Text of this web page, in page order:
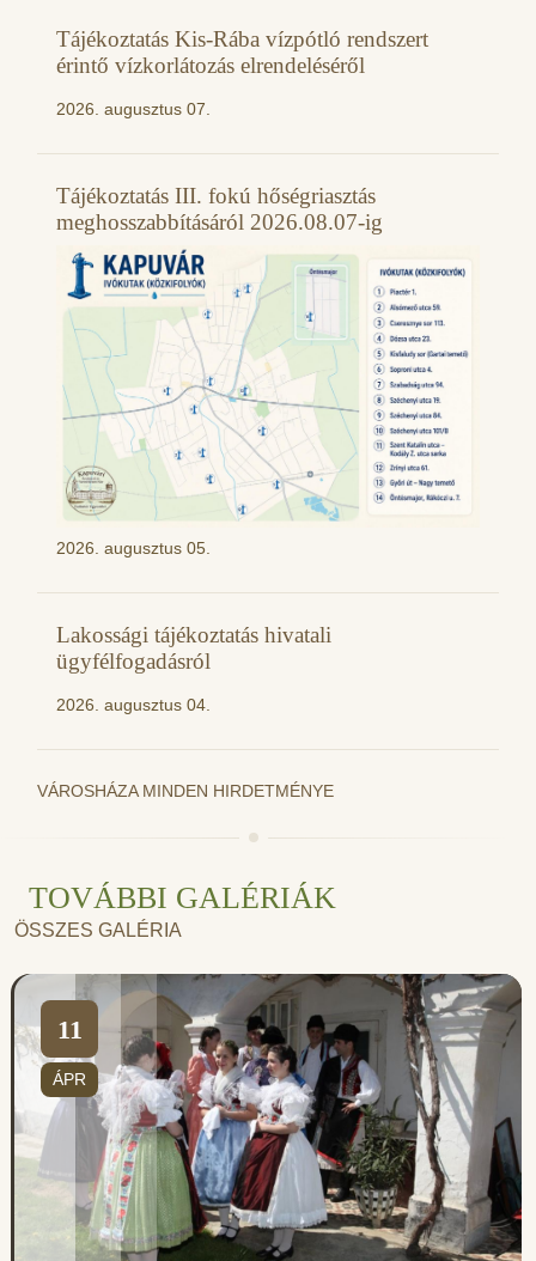
Tájékoztatás Kis-Rába vízpótló rendszert
érintő vízkorlátozás elrendeléséről
2026. augusztus 07.
Tájékoztatás III. fokú hőségriasztás
meghosszabbításáról 2026.08.07-ig
2026. augusztus 05.
Lakossági tájékoztatás hivatali
ügyfélfogadásról
2026. augusztus 04.
VÁROSHÁZA MINDEN HIRDETMÉNYE
TOVÁBBI GALÉRIÁK
ÖSSZES GALÉRIA
11
ÁPR